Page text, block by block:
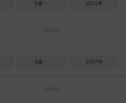
8歳～ 2011年
8歳～ 2007年